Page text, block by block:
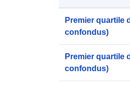
Premier quartile
confondus)
Premier quartile
confondus)